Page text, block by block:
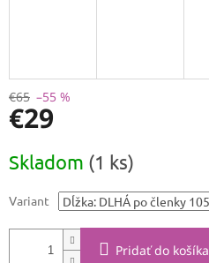
€65 –55 %
€29
cena:
Skladom (1 ks)
Variant
Pridať do košíka